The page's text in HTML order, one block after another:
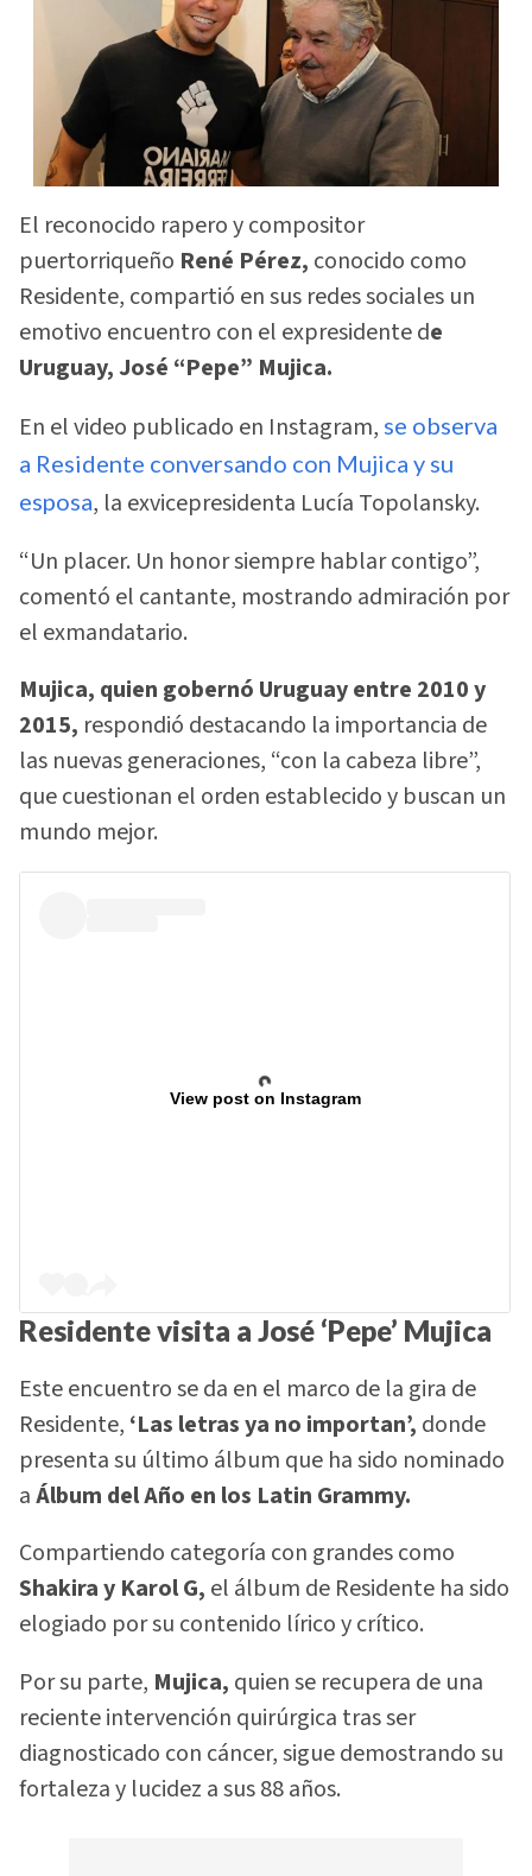
El reconocido rapero y compositor
puertorriqueño René Pérez, conocido como
Residente, compartió en sus redes sociales un
emotivo encuentro con el expresidente de
Uruguay, José “Pepe” Mujica.
En el video publicado en Instagram, se observa
a Residente conversando con Mujica y su
esposa, la exvicepresidenta Lucía Topolansky.
“Un placer. Un honor siempre hablar contigo”,
comentó el cantante, mostrando admiración por
el exmandatario.
Mujica, quien gobernó Uruguay entre 2010 y
2015, respondió destacando la importancia de
las nuevas generaciones, “con la cabeza libre”,
que cuestionan el orden establecido y buscan un
mundo mejor.
View post on Instagram
Residente visita a José ‘Pepe’ Mujica
Este encuentro se da en el marco de la gira de
Residente, ‘Las letras ya no importan’, donde
presenta su último álbum que ha sido nominado
aÁlbum del Año en los Latin Grammy.
Compartiendo categoría con grandes como
Shakira y Karol G, el álbum de Residente ha sido
elogiado por su contenido lírico y crítico.
Por su parte, Mujica, quien se recupera de una
reciente intervención quirúrgica tras ser
diagnosticado con cáncer, sigue demostrando su
fortaleza y lucidez a sus 88 años.